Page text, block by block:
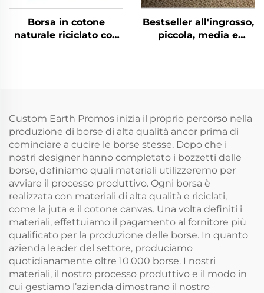
Borsa in cotone
naturale riciclato con
cordino, tela bianca
semplice in mussola
per riporre
Bestseller all'ingrosso,
piccola, media e
confezione
Custom Earth Promos inizia il proprio percorso nella
produzione di borse di alta qualità ancor prima di
cominciare a cucire le borse stesse. Dopo che i
nostri designer hanno completato i bozzetti delle
borse, definiamo quali materiali utilizzeremo per
avviare il processo produttivo. Ogni borsa è
realizzata con materiali di alta qualità e riciclati,
come la juta e il cotone canvas. Una volta definiti i
materiali, effettuiamo il pagamento al fornitore più
qualificato per la produzione delle borse. In quanto
azienda leader del settore, produciamo
quotidianamente oltre 10.000 borse. I nostri
materiali, il nostro processo produttivo e il modo in
cui gestiamo l’azienda dimostrano il nostro